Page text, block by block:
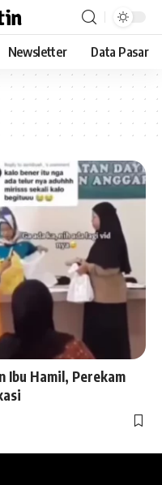
Newsletter Data Pasar
Ibu Hamil, Perekam